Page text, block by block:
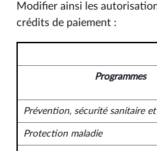
Modifier ainsi les
crédits de paiement :
Programmes
Prévention, sécurité sanitaire
Protection maladie